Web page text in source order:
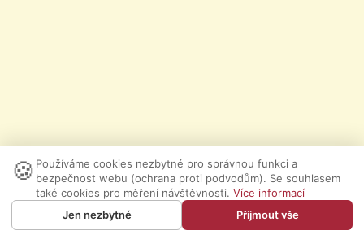
🍪 Používáme cookies nezbytné pro správnou funkci a
bezpečnost webu (ochrana proti podvodům). Se souhlasem
také cookies pro měření návštěvnosti. Více informací
Jen nezbytné
Přijmout vše